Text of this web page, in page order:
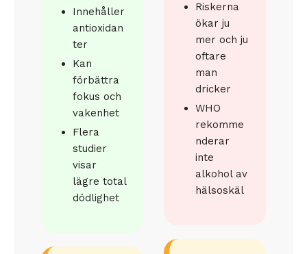
Innehåller
antioxidan
ter
Kan
förbättra
fokus och
vakenhet
Flera
studier
visar
lägre total
dödlighet
Riskerna
ökar ju
mer och ju
oftare
man
dricker
WHO
rekomme
nderar
inte
alkohol av
hälsoskäl